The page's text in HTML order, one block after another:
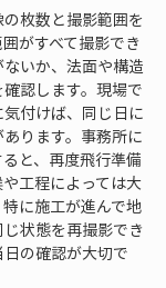
枚数と撮影範囲を
がすべて撮影でき
いか、法面や構造
認します。現場で
付けば、同じ日に
ります。事務所に
と、再度飛行準備
工程によっては大
に施工が進んで地
状態を再撮影でき
の確認が大切で